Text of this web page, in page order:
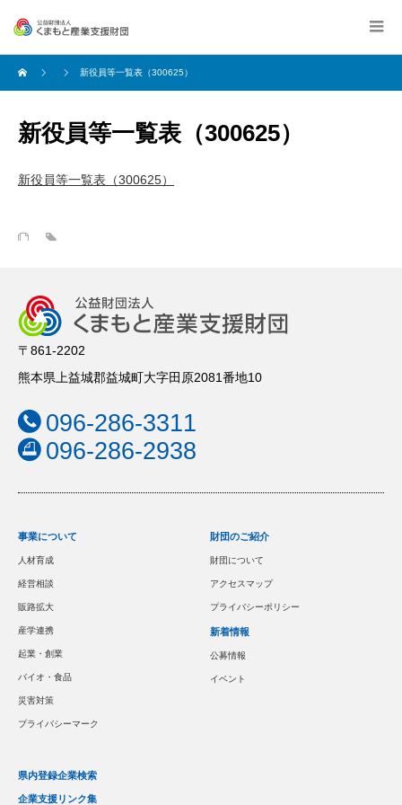
新役員等一覧表（300625）
新役員等一覧表（300625）
新役員等一覧表（300625）
〒861-2202
熊本県上益城郡益城町大字田原2081番地10
096-286-3311
096-286-2938
事業について
人材育成
経営相談
販路拡大
産学連携
起業・創業
バイオ・食品
災害対策
プライバシーマーク
財団のご紹介
財団について
アクセスマップ
プライバシーポリシー
新着情報
公募情報
イベント
県内登録企業検索
企業支援リンク集